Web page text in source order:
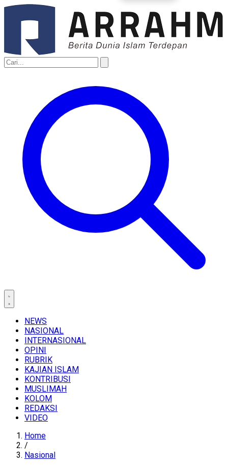
NEWS
NASIONAL
INTERNASIONAL
OPINI
RUBRIK
KAJIAN ISLAM
KONTRIBUSI
MUSLIMAH
KOLOM
REDAKSI
VIDEO
Home
/
Nasional